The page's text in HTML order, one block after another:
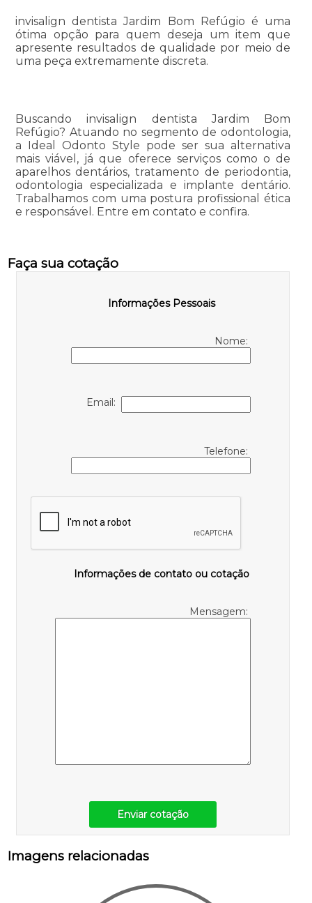
invisalign dentista Jardim Bom Refúgio é uma
ótima opção para quem deseja um item que
apresente resultados de qualidade por meio de
uma peça extremamente discreta.
Buscando invisalign dentista Jardim Bom
Refúgio? Atuando no segmento de odontologia,
a Ideal Odonto Style pode ser sua alternativa
mais viável, já que oferece serviços como o de
aparelhos dentários, tratamento de periodontia,
odontologia especializada e implante dentário.
Trabalhamos com uma postura profissional ética
e responsável. Entre em contato e confira.
Faça sua cotação
Informações Pessoais
Nome:
Email:
Telefone:
Informações de contato ou cotação
Mensagem:
Enviar cotação
Imagens relacionadas